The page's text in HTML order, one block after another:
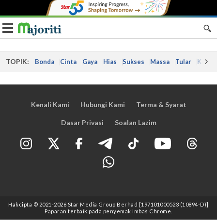
Toggle navigation
TOPIK: Bonda Cinta Gaya Hias Sukses Massa Tular Kes
Kenali Kami Hubungi Kami Terma & Syarat
Dasar Privasi Soalan Lazim
Hakcipta © 2021 -2026 Star Media Group Berhad [197101000523 (10894-D)]
Paparan terbaik pada penyemak imbas Chrome.